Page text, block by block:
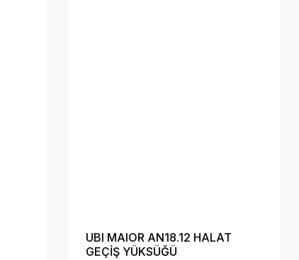
UBI MAIOR AN18.12 HALAT
GEÇİŞ YÜKSÜĞÜ